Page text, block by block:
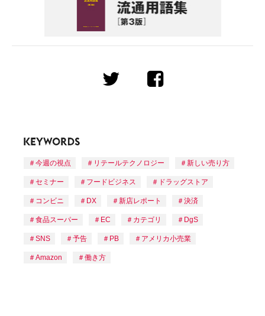
今週の視点 リテールテクノロジー 新しい売り方
セミナー フードビジネス ドラッグストア
コンビニ DX 新店レポート 決済
食品スーパー EC カテゴリ DgS
SNS 予告 PB アメリカ小売業
Amazon 働き方